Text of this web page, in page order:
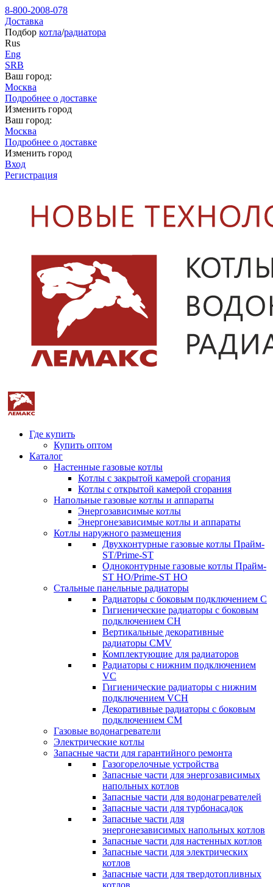
8-800-2008-078
Доставка
Подбор котла/радиатора
Rus
Eng
SRB
Ваш город:
Москва
Подробнее о доставке
Изменить город
Ваш город:
Москва
Подробнее о доставке
Изменить город
Вход
Регистрация
Где купить
Купить оптом
Каталог
Настенные газовые котлы
Котлы с закрытой камерой сгорания
Котлы с открытой камерой сгорания
Напольные газовые котлы и аппараты
Энергозависимые котлы
Энергонезависимые котлы и аппараты
Котлы наружного размещения
Двухконтурные газовые котлы Прайм-
ST/Prime-ST
Одноконтурные газовые котлы Прайм-
ST HO/Prime-ST HO
Стальные панельные радиаторы
Радиаторы c боковым подключением C
Гигиенические радиаторы c боковым
подключением CH
Вертикальные декоративные
радиаторы CMV
Комплектующие для радиаторов
Радиаторы c нижним подключением
VC
Гигиенические радиаторы c нижним
подключением VCH
Декоративные радиаторы с боковым
подключением CM
Газовые водонагреватели
Электрические котлы
Запасные части для гарантийного ремонта
Газогорелочные устройства
Запасные части для энергозависимых
напольных котлов
Запасные части для водонагревателей
Запасные части для турбонасадок
Запасные части для
энергонезависимых напольных котлов
Запасные части для настенных котлов
Запасные части для электрических
котлов
Запасные части для твердотопливных